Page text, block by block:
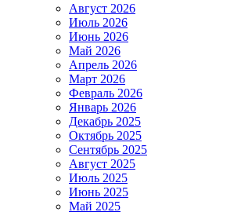
Август 2026
Июль 2026
Июнь 2026
Май 2026
Апрель 2026
Март 2026
Февраль 2026
Январь 2026
Декабрь 2025
Октябрь 2025
Сентябрь 2025
Август 2025
Июль 2025
Июнь 2025
Май 2025